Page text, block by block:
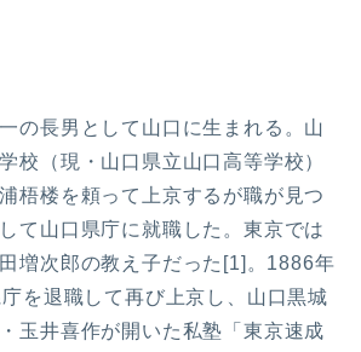
の長男として山口に生まれる。山
校（現・山口県立山口高等学校）
梧楼を頼って上京するが職が見つ
て山口県庁に就職した。東京では
増次郎の教え子だった[1]。1886年
庁を退職して再び上京し、山口黒城
玉井喜作が開いた私塾「東京速成